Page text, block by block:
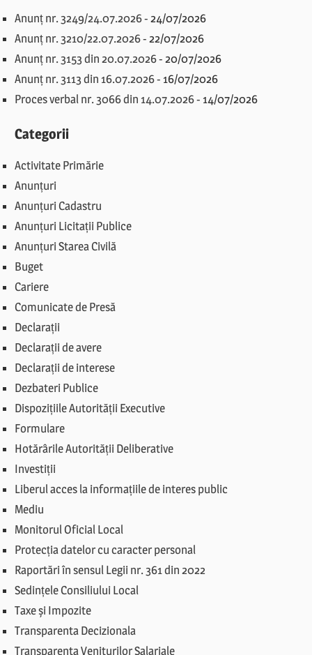
Anunț nr. 3249/24.07.2026-24/07/2026
Anunț nr. 3210/22.07.2026-22/07/2026
Anunț nr. 3153 din 20.07.2026-20/07/2026
Anunț nr. 3113 din 16.07.2026- 16/07/2026
Proces verbal nr. 3066 din 14.07.2026- 14/07/2026
Categorii
Activitate Primărie
Anunțuri
Anunțuri Cadastru
Anunțuri Licitații Publice
Anunțuri Starea Civilă
Buget
Cariere
Comunicate de Presă
Declarații
Declarații de avere
Declarații de interese
Dezbateri Publice
Dispozițiile Autorității Executive
Formulare
Hotărârile Autorității Deliberative
Investiții
Liberul acces la informațiile de interes public
Mediu
Monitorul Oficial Local
Protecția datelor cu caracter personal
Raportări în sensul Legii nr. 361 din 2022
Sedințele Consiliului Local
Taxe și Impozite
Transparenta Decizionala
Transparenta Veniturilor Salariale